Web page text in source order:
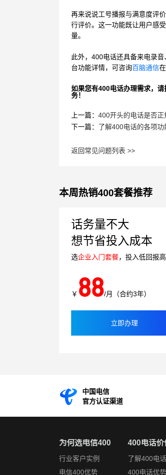
再来说说工号播报与满意度评
行评价。这一功能既让用户感
量。
此外， 400电话还具备来电录
台功能详情，可咨询百脑通信
如果您有400电话办理需求，请
务！
上一篇： 400开头的电话是否正
下一篇： 了解400电话的各项
返回常见问题列表 >>
本周热销400套餐推荐
话务量不大
想节省投入成本
选企业入门套餐，投入低回报高
￥ 88/月（合约3年）
立即办理
中国电信
官方认证渠道
为何选电信400
行业客户实例
电信400优势
400电话价
了解400电话
400电话优势